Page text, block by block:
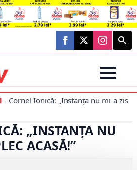
Search
for:
- Cornel Ionică: „Instanța nu mi-a zis
„INSTANȚA NU
ACASĂ!”